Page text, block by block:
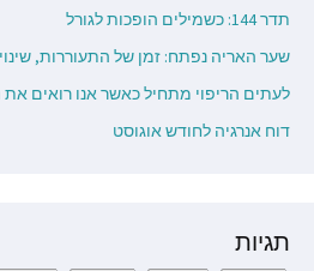
תדר 144: כשמילים הופכות לגורל
שער האריה נפתח: זמן של התעוררות,
לעתים הריפוי מתחיל כאשר אנו רואים
דוח אנרגיה לחודש אוגוסט
תגיות